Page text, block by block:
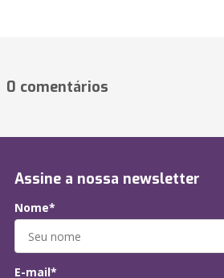
0 comentários
Assine a nossa newsletter
Nome*
E-mail*